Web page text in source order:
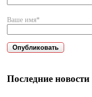
Ваше имя*
Последние новости